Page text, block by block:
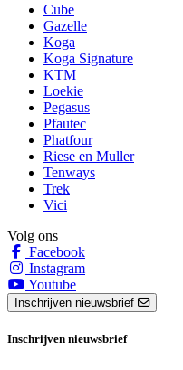
Cube
Gazelle
Koga
Koga Signature
KTM
Loekie
Pegasus
Pfautec
Phatfour
Riese en Muller
Tenways
Trek
Vici
Volg ons
Facebook
Instagram
Youtube
Inschrijven nieuwsbrief
Inschrijven nieuwsbrief